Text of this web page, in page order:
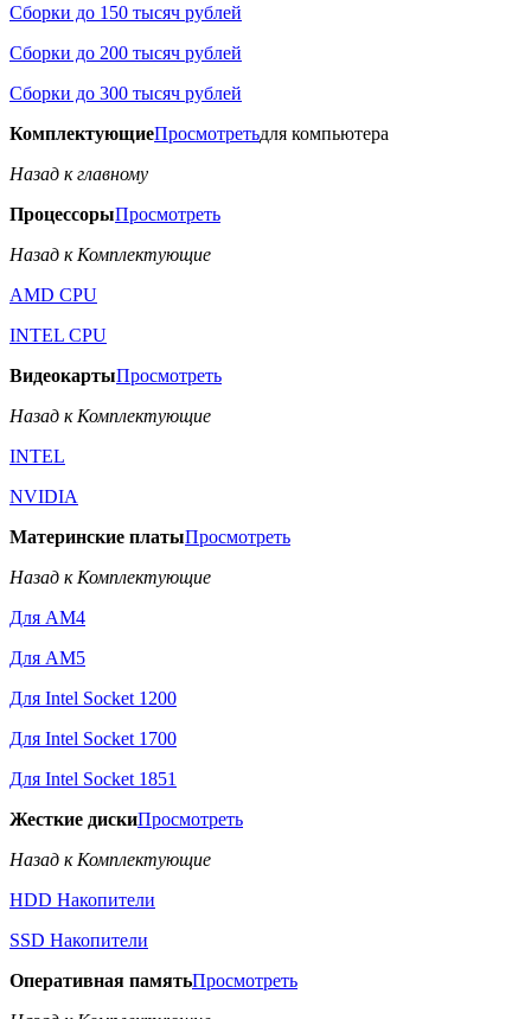
Сборки до 150 тысяч рублей
Сборки до 200 тысяч рублей
Сборки до 300 тысяч рублей
КомплектующиеПросмотретьдля компьютера
Назад к главному
ПроцессорыПросмотреть
Назад к Комплектующие
AMD CPU
INTEL CPU
ВидеокартыПросмотреть
Назад к Комплектующие
INTEL
NVIDIA
Материнские платыПросмотреть
Назад к Комплектующие
Для AM4
Для AM5
Для Intel Socket 1200
Для Intel Socket 1700
Для Intel Socket 1851
Жесткие дискиПросмотреть
Назад к Комплектующие
HDD Накопители
SSD Накопители
Оперативная памятьПросмотреть